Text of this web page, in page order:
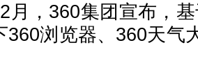
，360集团宣布，基
360浏览器、360天气